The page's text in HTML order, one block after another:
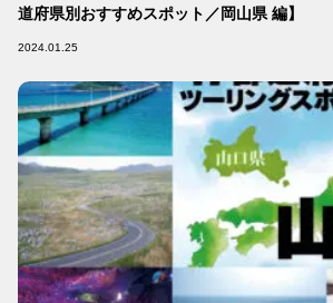
道府県別おすすめスポット／岡山県 編】
2024.01.25